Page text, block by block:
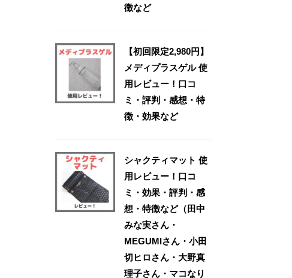
徴など
【初回限定2,980円】
メディプラスゲル 使
用レビュー！口コ
ミ・評判・感想・特
徴・効果など
シャクティマット 使
用レビュー！口コ
ミ・効果・評判・感
想・特徴など（田中
みな実さん・
MEGUMIさん・小田
切ヒロさん・大野真
理子さん・マコなり